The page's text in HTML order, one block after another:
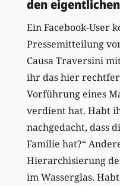
den
Ein Facebook-User
Pressemitteilung
Causa Traversini
ihr das hier
Vorführung eines
verdient hat. Habt
nachgedacht, dass
Familie hat?“
Hierarchisierung
im Wasserglas.